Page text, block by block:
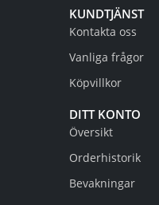
KUNDTJÄNST
Kontakta oss
Vanliga frågor
Köpvillkor
DITT KONTO
Översikt
Orderhistorik
Bevakningar